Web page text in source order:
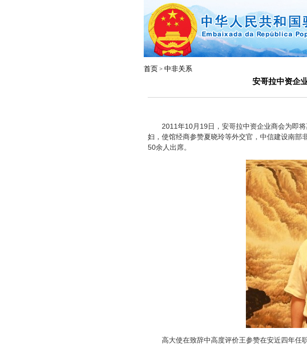
首页 > 中非关系
安哥拉中资企
2011年10月19日，安哥拉中资企业商会为即将
妇，使馆经商参赞夏晓玲等外交官，中信建设南部
50余人出席。
高大使在致辞中高度评价王参赞在安近四年任